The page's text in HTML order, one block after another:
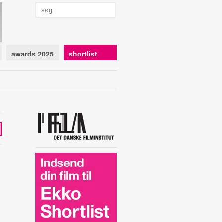
awards 2025 shortlist